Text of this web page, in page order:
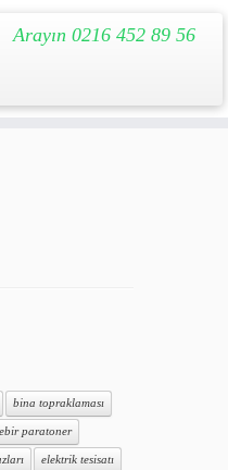
Arayın 0216 452 89 56
bina topraklaması
paratoner
elektrik tesisatı